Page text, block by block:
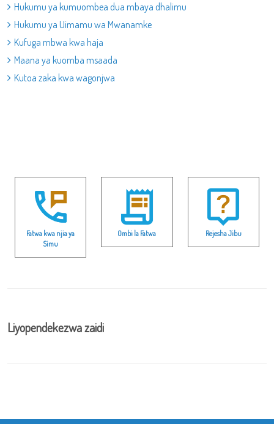
Hukumu ya kumuombea dua mbaya dhalimu
Hukumu ya Uimamu wa Mwanamke
Kufuga mbwa kwa haja
Maana ya kuomba msaada
Kutoa zaka kwa wagonjwa
Fatwa kwa njia ya
Simu
Ombi la Fatwa Rejesha Jibu
Liyopendekezwa zaidi